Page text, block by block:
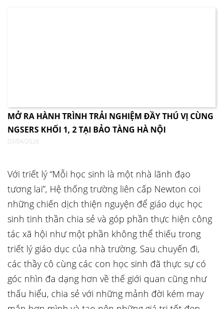
MỞ RA HÀNH TRÌNH TRẢI NGHIỆM ĐẦY THÚ VỊ CÙNG
NGSERS KHỐI 1, 2 TẠI BẢO TÀNG HÀ NỘI
03/04/2026
Với triết lý “Mỗi học sinh là một nhà lãnh đạo
tương lai”, Hệ thống trường liên cấp Newton coi
những chiến dịch thiện nguyện để giáo dục học
sinh tinh thần chia sẻ và góp phần thực hiện công
tác xã hội như một phần không thể thiếu trong
triết lý giáo dục của nhà trường. Sau chuyến đi,
các thầy cô cùng các con học sinh đã thực sự có
góc nhìn đa dạng hơn về thế giới quan cũng như
thấu hiểu, chia sẻ với những mảnh đời kém may